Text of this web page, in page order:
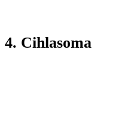
4. Cihlasoma